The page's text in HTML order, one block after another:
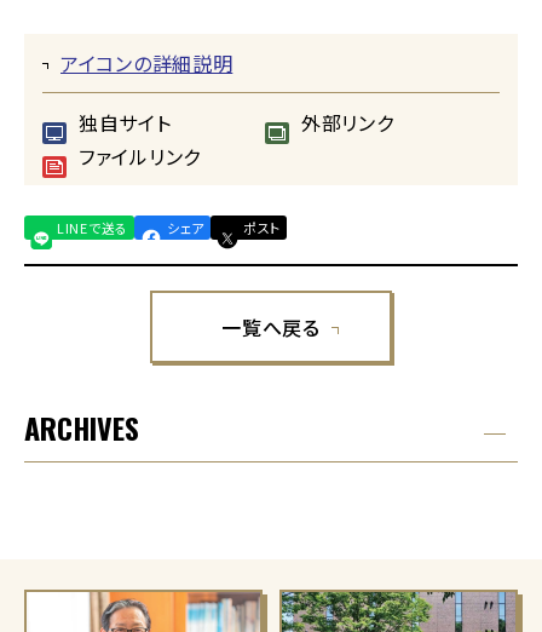
アイコンの詳細説明
独自サイト
外部リンク
ファイルリンク
LINEで送る シェア ポスト
一覧へ戻る
ARCHIVES